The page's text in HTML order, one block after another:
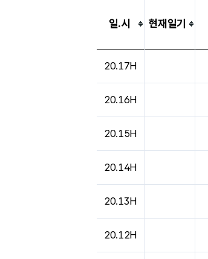
일.시 현재일기
20.17H
20.16H
20.15H
20.14H
20.13H
20.12H